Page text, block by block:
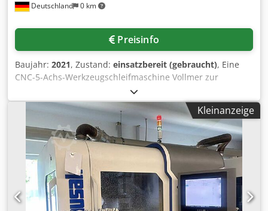
Deutschland 0 km
Preisinfo
Baujahr: 2021, Zustand: einsatzbereit (gebraucht), Eine
CNC-5-Achs-Werkzeugschleifmaschine Vollmer zur
Komplettbearbeitung von Vollhartmetall-
Rotationswerkzeugen steht zur Verfügung.
Werkzeugaufnahme: HSK50, Werkzeugplätze: 8, max.
Werkstücklänge: 340mm, max.
Schleifscheibendurchmesser: 150mm, Verfahrweg X/Y/Z:
330mm/450mm/500mm, Werkstückmagazin:
Palettenmagazin, Werkstückkapazität: 272.
Maschinendimensionen X/Y/Z: ca.
2650mm/2800mm/2200mm, Gewicht: ca. 5550kg,
Steuerung: Vollmer. Inklusive automatischem
Kleinanzeige